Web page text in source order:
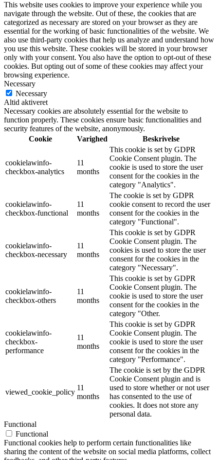
This website uses cookies to improve your experience while you
navigate through the website. Out of these, the cookies that are
categorized as necessary are stored on your browser as they are
essential for the working of basic functionalities of the website. We
also use third-party cookies that help us analyze and understand how
you use this website. These cookies will be stored in your browser
only with your consent. You also have the option to opt-out of these
cookies. But opting out of some of these cookies may affect your
browsing experience.
Necessary
Necessary
Altid aktiveret
Necessary cookies are absolutely essential for the website to
function properly. These cookies ensure basic functionalities and
security features of the website, anonymously.
Cookie
Varighed Beskrivelse
cookielawinfo-
checkbox-analytics
11
months
This cookie is set by GDPR
Cookie Consent plugin. The
cookie is used to store the user
consent for the cookies in the
category "Analytics".
cookielawinfo-
checkbox-functional
11
months
The cookie is set by GDPR
cookie consent to record the user
consent for the cookies in the
category "Functional".
cookielawinfo-
checkbox-necessary
11
months
This cookie is set by GDPR
Cookie Consent plugin. The
cookies is used to store the user
consent for the cookies in the
category "Necessary".
cookielawinfo-
checkbox-others
11
months
This cookie is set by GDPR
Cookie Consent plugin. The
cookie is used to store the user
consent for the cookies in the
category "Other.
cookielawinfo-
checkbox-
performance
11
months
This cookie is set by GDPR
Cookie Consent plugin. The
cookie is used to store the user
consent for the cookies in the
category "Performance".
viewed_cookie_policy
11
months
The cookie is set by the GDPR
Cookie Consent plugin and is
used to store whether or not user
has consented to the use of
cookies. It does not store any
personal data.
Functional
Functional
Functional cookies help to perform certain functionalities like
sharing the content of the website on social media platforms, collect